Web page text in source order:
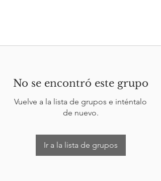
No se encontró este grupo
Vuelve a la lista de grupos e inténtalo
de nuevo.
Ir a la lista de grupos